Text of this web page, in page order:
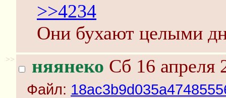
>>4234
Они бухают целыми
>> няянеко Сб 16 апреля
Файл: